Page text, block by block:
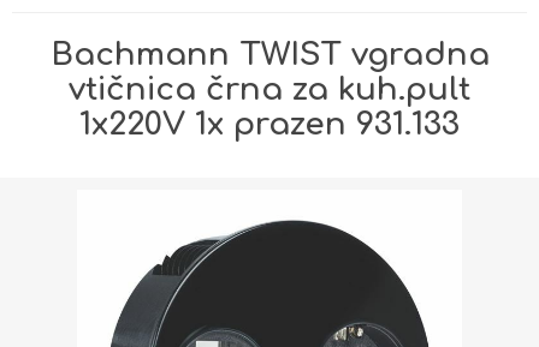
Bachmann TWIST vgradna
vtičnica črna za kuh.pult
1x220V 1x prazen 931.133